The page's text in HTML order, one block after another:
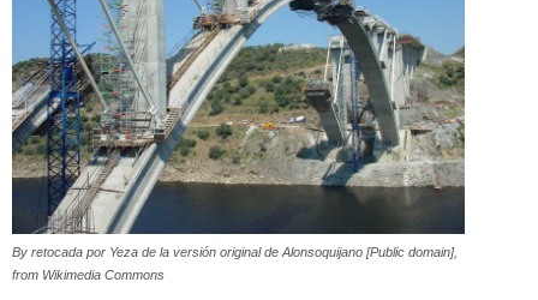
By retocada por Yeza de la versión original de Alonsoquijano [Public domain],
from Wikimedia Commons